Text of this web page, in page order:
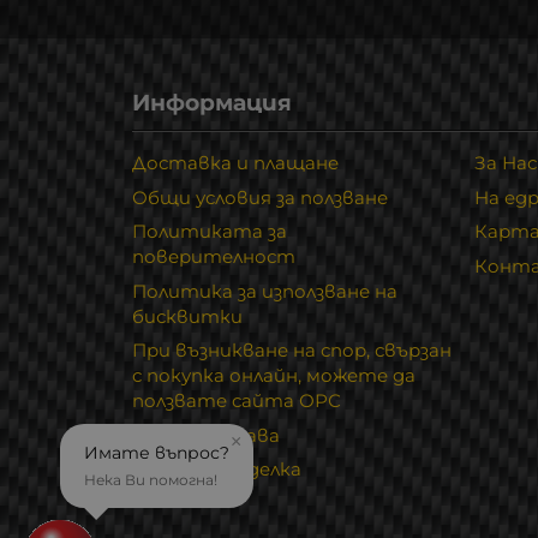
Информация
Доставка и плащане
Общи условия за ползване
Политиката за
поверителност
Политика за използване на
бисквитки
При възникване на спор, свързан
с покупка онлайн, можете да
ползвате сайта ОРС
Вашите права
Отказ от сделка
За Нас
На
×
Имате въпрос?
Нека Ви помогна!